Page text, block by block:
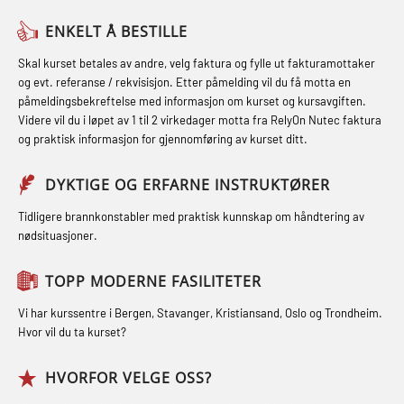
Fallsikring (FAR108)
Førstehjelp – repetisjon (OFA102)
Førstehjelp grunnkurs (OFABLE101)
GOC sertifikat grunnleggende
(GMDSS) (MRC101)
GOC sertifikat repetisjon (GMDSS)
(MRC102)
GSK Sikkerhetskurs offshore for
oljearbeidere (OBS1055)
GWO: BST – Offshore (Blended with
(MBSBLE021)
STCW kombi oppdatering offiserer
og med.behandling (MBS134)
STCW Kombi Oppdatering Offiserer
og Medisinsk Behandling med
Webinar (MBS1341)
STCW Oppdatering for offiserer 24 t
(MBS114)
STCW Medisinsk førstehjelp (MFA1081)
STCW Medisinsk førstehjelp
oppdatering (MBSBLE025)
STCW Oppdatering Medisinsk
inkl. brannslukning (FSC121)
Hjertestarter brukerkurs (OFA107)
Røykdykking industrivern –
repetisjon (LFI105)
Sikkerhetskurs for ansatte på
oppdrettsanlegg (LBS100)
Ulykkesgransking – Webinar (LSP103)
(LFI100)
ENKELT Å BESTILLE
Skal kurset betales av andre, velg faktura og fylle ut fakturamottaker
og evt. referanse / rekvisisjon. Etter påmelding vil du få motta en
påmeldingsbekreftelse med informasjon om kurset og kursavgiften.
Videre vil du i løpet av 1 til 2 virkedager motta fra RelyOn Nutec faktura
og praktisk informasjon for gjennomføring av kurset ditt.
DYKTIGE OG ERFARNE INSTRUKTØRER
Tidligere brannkonstabler med praktisk kunnskap om håndtering av
nødsituasjoner.
TOPP MODERNE FASILITETER
Vi har kurssentre i Bergen, Stavanger, Kristiansand, Oslo og Trondheim.
Hvor vil du ta kurset?
HVORFOR VELGE OSS?